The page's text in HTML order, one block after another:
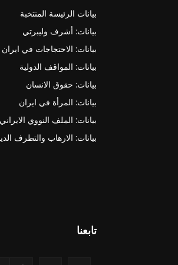
بيانات الرئيسة المنتخبة
بيانات: أشرف وليبرتي
بيانات: الاحتجاجات في ايران
بيانات: المواقف الدولية
بيانات: حقوق الانسان
بيانات: المرأة في ايران
بيانات: الملف النووي الايراني
بيانات: الارهاب والتطرف
تابعنا